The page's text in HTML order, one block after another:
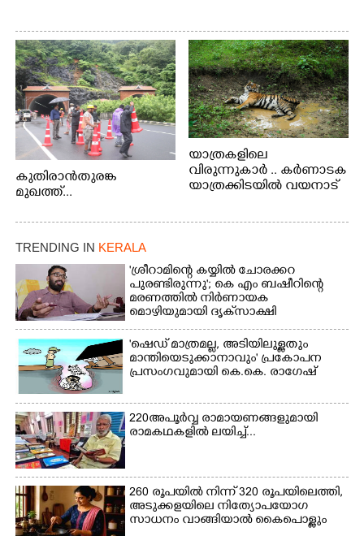
കുതിരാൻതുരങ്ക
മുഖത്ത്...
യാത്രകളിലെ
വിരുന്നുകാർ .. കർണാടക
യാത്രക്കിടയിൽ വയനാട്
TRENDING IN KERALA
'ശ്രീറാമിന്റെ കയ്യിൽ ചോരക്കറ
പുരണ്ടിരുന്നു'; കെ എം ബഷീറിന്റെ
മരണത്തിൽ നിർണായക
മൊഴിയുമായി ദൃക്‌സാക്ഷി
'ഷെഡ് മാത്രമല്ല, അടിയിലുള്ളതും
മാന്തിയെടുക്കാനാവും' പ്രകോപന
പ്രസംഗവുമായി കെ.കെ. രാഗേഷ്
220 അപൂർവ്വ രാമായണങ്ങളുമായി
രാമകഥകളിൽ ലയിച്ച്...
260 രൂപയിൽ നിന്ന് 320 രൂപയിലെത്തി,
അടുക്കളയിലെ നിത്യോപയോഗ
സാധനം വാങ്ങിയാൽ കൈപൊള്ളും